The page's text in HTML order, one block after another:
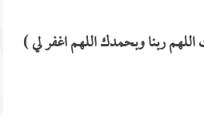
ربنا وبحمدك اللهم اغفر لي )